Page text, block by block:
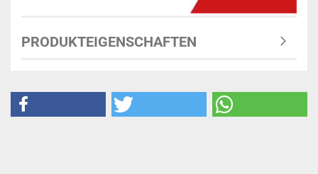
PRODUKTEIGENSCHAFTEN